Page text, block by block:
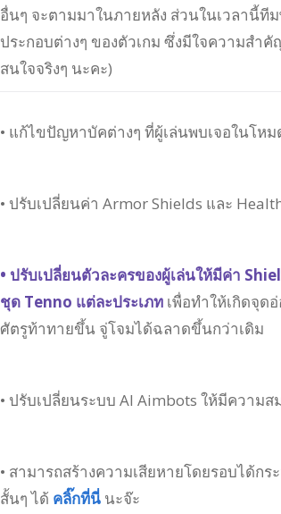
อื่นๆ จะตามมาในภายหลัง ส่วนในเวลานี้
ประกอบต่างๆ ของตัวเกม ซึ่งมีใจความส
สนใจจริงๆ นะคะ)
• แก้ไขปัญหาบัคต่างๆ ที่ผู้เล่นพบเจอในโหม
• ปรับเปลี่ยนค่า Armor Shields และ
• ปรับเปลี่ยนตัวละครของผู้เล่นให้มีค่า
ชุด Tenno แต่ละประเภทเพื่อทำให้เกิดจุด
ศัตรูท้าทายขึ้น จู่โจมได้ฉลาดขึ้นกว่าเดิม
• ปรับเปลี่ยนระบบ AI Aimbots ให้มีความ
• สามารถสร้างความเสียหายโดยรอบได้ก
สั้นๆ ได้ คลิ๊กที่นี่นะจ๊ะ